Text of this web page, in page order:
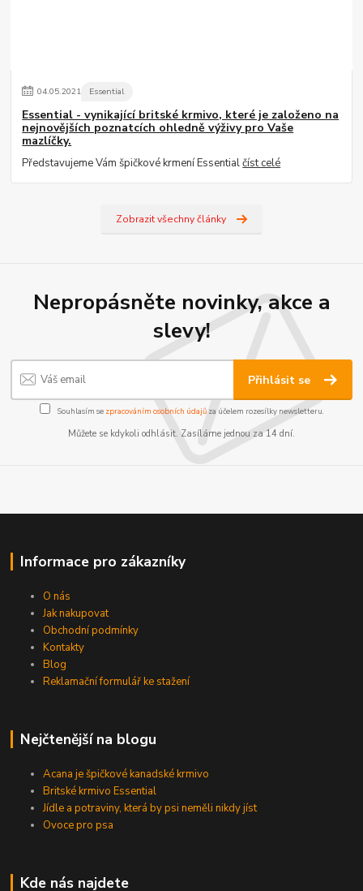
04.05.2021 Essential
Essential - vynikající britské krmivo, které je založeno na
nejnovějších poznatcích ohledně výživy pro Vaše
mazlíčky.
Představujeme Vám špičkové krmení Essentialčíst celé
Zobrazit všechny články
Nepropásněte novinky, akce a
slevy!
Přihlásit se
Souhlasím se zpracováním osobních údajůza účelem rozesílky newsletteru.
Můžete se kdykoli odhlásit. Zasíláme jednou za 14 dní.
Informace pro zákazníky
O nás
Jak nakupovat
Obchodní podmínky
Kontakty
Blog
Reklamační formulář ke stažení
Nejčtenější na blogu
Acana je špičkové kanadské krmivo
Britské krmivo Essential
Jídle a potraviny, která by psi neměli nikdy jíst
Ovoce pro psa
Kde nás najdete